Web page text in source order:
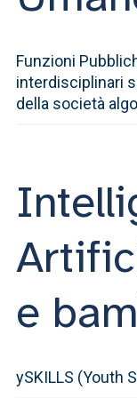
Funzioni
interdisciplinari
della società
e
ySKILLS (Youth